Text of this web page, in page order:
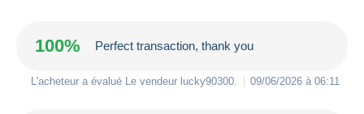
100% Perfect transaction, thank you
L'acheteur a évalué Le vendeur lucky90300 09/06/2026 à 06:11